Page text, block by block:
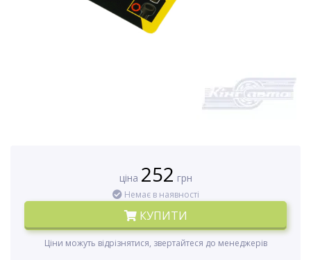
ціна 252 грн
Немає в наявності
КУПИТИ
Ціни можуть відрізнятися, звертайтеся до менеджерів